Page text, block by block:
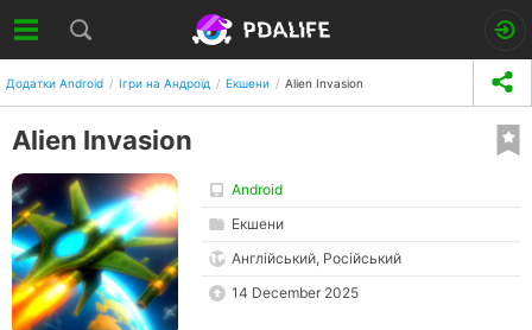
Додатки Android Ігри на Андроїд Екшени Alien Invasion
Alien Invasion
Android
Екшени
Англійський, Російський
14 December 2025